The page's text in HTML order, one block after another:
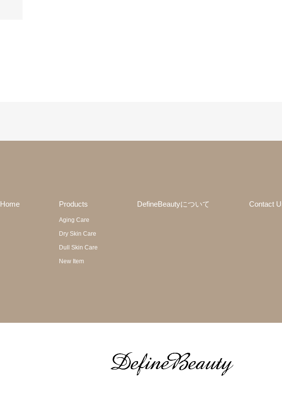
Home Products
Aging Care
Dry Skin Care
Dull Skin Care
New Item
DefineBeautyについて Contact